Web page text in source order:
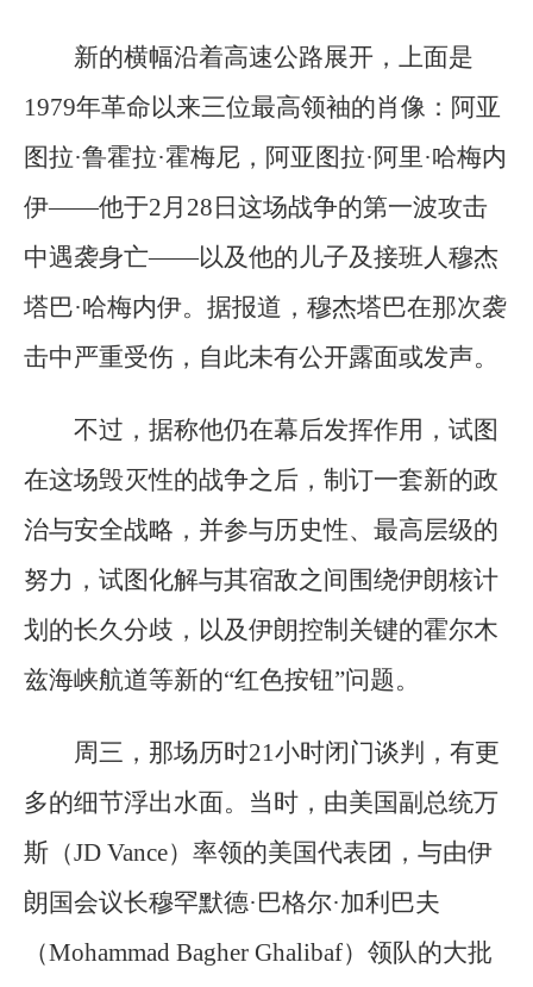
新的横幅沿着高速公路展开，上面是
1979年革命以来三位最高领袖的肖像：阿亚
图拉·鲁霍拉·霍梅尼，阿亚图拉·阿里·哈梅内
伊——他于2月28日这场战争的第一波攻击
中遇袭身亡——以及他的儿子及接班人穆杰
塔巴·哈梅内伊。据报道，穆杰塔巴在那次袭
击中严重受伤，自此未有公开露面或发声。
不过，据称他仍在幕后发挥作用，试图
在这场毁灭性的战争之后，制订一套新的政
治与安全战略，并参与历史性、最高层级的
努力，试图化解与其宿敌之间围绕伊朗核计
划的长久分歧，以及伊朗控制关键的霍尔木
兹海峡航道等新的“红色按钮”问题。
周三，那场历时21小时闭门谈判，有更
多的细节浮出水面。当时，由美国副总统万
斯（JD Vance）率领的美国代表团，与由伊
朗国会议长穆罕默德·巴格尔·加利巴夫
（Mohammad Bagher Ghalibaf）领队的大批